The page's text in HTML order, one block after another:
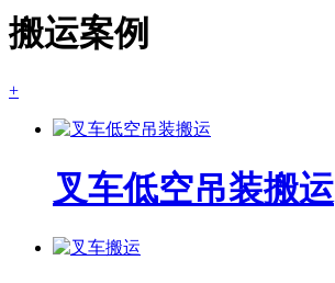
搬运案例
+
叉车低空吊装搬运